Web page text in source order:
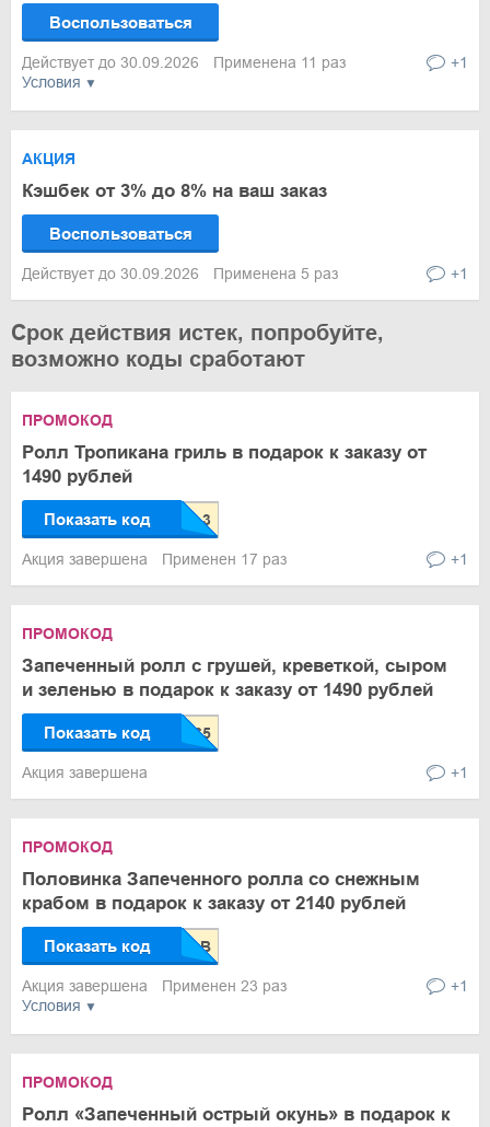
Условия
Воспользоваться
Действует до 30.09.2026 Применена 11 раз +1
АКЦИЯ
Кэшбек от 3% до 8% на ваш заказ
Воспользоваться
Действует до 30.09.2026 Применена 5 раз +1
Срок действия истек, попробуйте,
возможно коды сработают
ПРОМОКОД
Ролл Тропикана гриль в подарок к заказу от
1490 рублей
Показать код
Акция завершена Применен 17 раз +1
ПРОМОКОД
Запеченный ролл с грушей, креветкой, сыром
и зеленью в подарок к заказу от 1490 рублей
Показать код
Акция завершена +1
Условия
ПРОМОКОД
Половинка Запеченного ролла со снежным
крабом в подарок к заказу от 2140 рублей
Показать код
Акция завершена Применен 23 раз +1
ПРОМОКОД
Ролл «Запеченный острый окунь» в подарок к